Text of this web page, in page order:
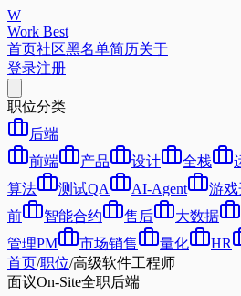
W
Work Best
首页社区黑名单简历关于
登录注册
职位分类
后端
前端
产品 设计 全栈
算法
测试QA AI-Agent 游
前
智能合约 售后 大数据
管理PM
市场销售 量化 HR
首页/职位/高级软件工程师
面议On-Site全职后端